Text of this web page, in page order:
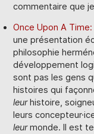
commentaire que
Once Upon A
une présentation
philosophie
développement
sont pas les gens
histoires qui
leurhistoire,
leurs
leurmonde. Il est